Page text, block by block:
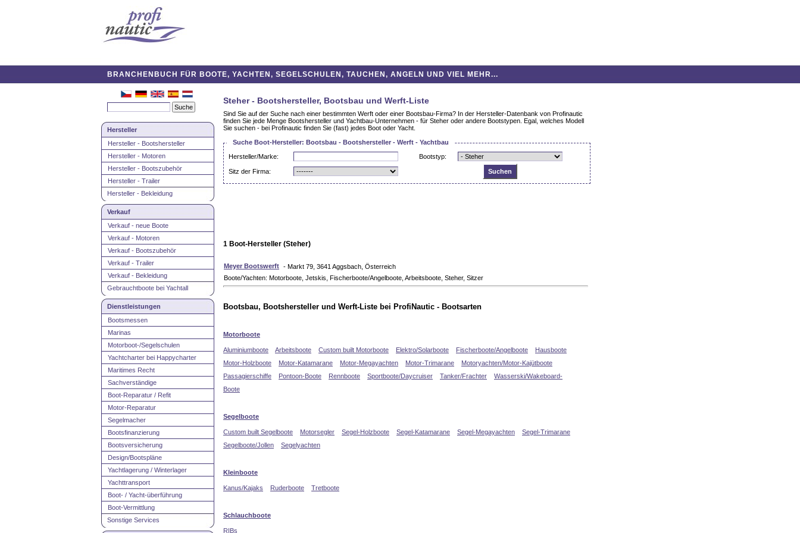
BRANCHENBUCH FÜR BOOTE, YACHTEN, SEGELSCHULEN, TAUCHEN, ANGELN UND VIEL MEHR...
Hersteller
Hersteller - Bootshersteller
Hersteller - Motoren
Hersteller - Bootszubehör
Hersteller - Trailer
Hersteller - Bekleidung
Verkauf
Verkauf - neue Boote
Verkauf - Motoren
Verkauf - Bootszubehör
Verkauf - Trailer
Verkauf - Bekleidung
Gebrauchtboote bei Yachtall
Dienstleistungen
Bootsmessen
Marinas
Motorboot-/Segelschulen
Yachtcharter bei Happycharter
Maritimes Recht
Sachverständige
Boot-Reparatur / Refit
Motor-Reparatur
Segelmacher
Bootsfinanzierung
Bootsversicherung
Design/Bootspläne
Yachtlagerung / Winterlager
Yachttransport
Boot- / Yacht-überführung
Boot-Vermittlung
Sonstige Services
Steher - Bootshersteller, Bootsbau und Werft-Liste
Sind Sie auf der Suche nach einer bestimmten Werft oder einer Bootsbau-Firma? In der Hersteller-Datenbank von Profinautic
finden Sie jede Menge Bootshersteller und Yachtbau-Unternehmen - für Steher oder andere Bootstypen. Egal, welches Modell
Sie suchen - bei Profinautic finden Sie (fast) jedes Boot oder Yacht.
Suche Boot-Hersteller: Bootsbau - Bootshersteller - Werft - Yachtbau
Hersteller/Marke:
Bootstyp:
Sitz der Firma:
1 Boot-Hersteller (Steher)
Meyer Bootswerft - Markt 79, 3641 Aggsbach, Österreich
Boote/Yachten: Motorboote, Jetskis, Fischerboote/Angelboote, Arbeitsboote, Steher, Sitzer
Bootsbau, Bootshersteller und Werft-Liste bei ProfiNautic - Bootsarten
Motorboote
Aluminiumboote Arbeitsboote Custom built Motorboote Elektro/Solarboote Fischerboote/Angelboote
Hausboote
Motor-Holzboote
Motor-Katamarane Motor-Megayachten Motor-Trimarane
Motoryachten/Motor-Kajütboote
Passagierschiffe
Pontoon-Boote Rennboote Sportboote/Daycruiser Tanker/Frachter
Wasserski/Wakeboard-
Boote
Segelboote
Custom built Segelboote Motorsegler Segel-Holzboote Segel-Katamarane Segel-Megayachten
Segel-Trimarane
Segelboote/Jollen
Segelyachten
Kleinboote
Kanus/Kajaks Ruderboote Tretboote
Schlauchboote
RIBs